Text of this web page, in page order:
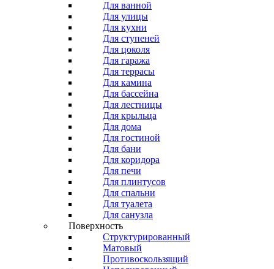
Для ванной
Для улицы
Для кухни
Для ступеней
Для цоколя
Для гаража
Для террасы
Для камина
Для бассейна
Для лестницы
Для крыльца
Для дома
Для гостиной
Для бани
Для коридора
Для печи
Для плинтусов
Для спальни
Для туалета
Для санузла
Поверхность
Структурированный
Матовый
Противоскользящий